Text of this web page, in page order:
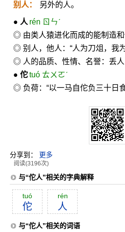
别人： 另外的人。
● 人 rén ㄖㄣˊ
◎ 由类人猿进化而成的能制造
◎ 别人，他人：“人为刀俎，我
◎ 人的品质、性情、名誉：丢人
● 佗tuó ㄊㄨㄛˊ
◎ 负荷：“以一马自佗负三十日食
分享到： 更多
阅读(3196次)
与“佗人”相关的字典解释
tuó
佗
rén
人
与“佗人”相关的词语